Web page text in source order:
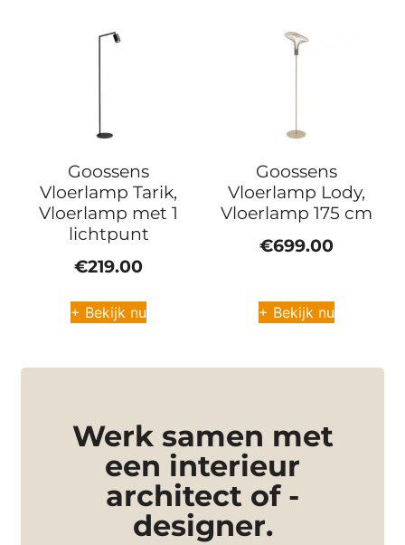
Goossens
Vloerlamp Tarik,
Vloerlamp met 1
lichtpunt
€219.00
+ Bekijk nu
Goossens
Vloerlamp Lody,
Vloerlamp 175 cm
€699.00
+ Bekijk nu
Werk samen met
een interieur
architect of -
designer.